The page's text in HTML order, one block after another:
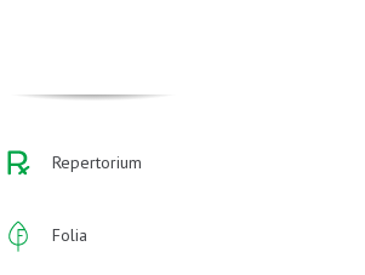
Repertorium
Folia